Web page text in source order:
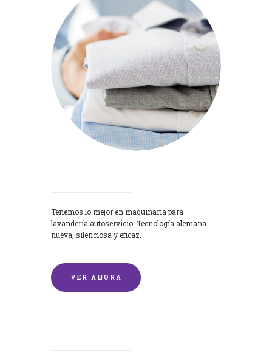
Tenemos lo mejor en maquinaria para
lavandería autoservicio. Tecnología alemana
nueva, silenciosa y eficaz.
VER AHORA